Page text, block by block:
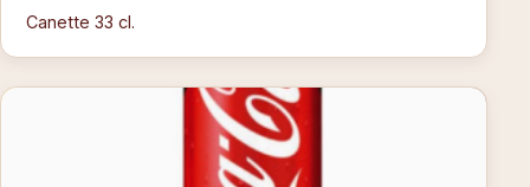
Canette 33 cl.